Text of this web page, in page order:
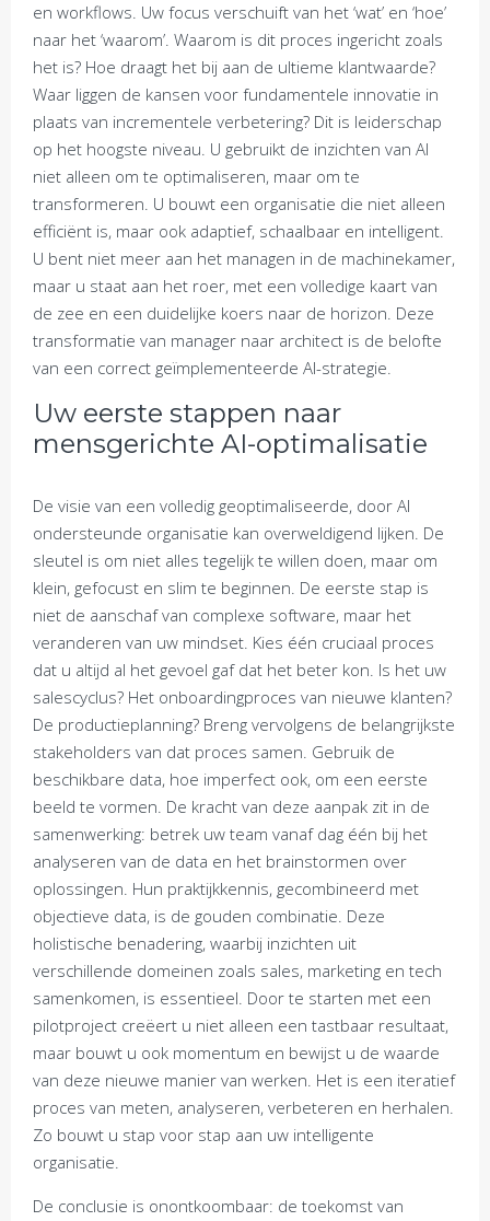
en workflows. Uw focus verschuift van het ‘wat’ en ‘hoe’
naar het ‘waarom’. Waarom is dit proces ingericht zoals
het is? Hoe draagt het bij aan de ultieme klantwaarde?
Waar liggen de kansen voor fundamentele innovatie in
plaats van incrementele verbetering? Dit is leiderschap
op het hoogste niveau. U gebruikt de inzichten van AI
niet alleen om te optimaliseren, maar om te
transformeren. U bouwt een organisatie die niet alleen
efficiënt is, maar ook adaptief, schaalbaar en intelligent.
U bent niet meer aan het managen in de machinekamer,
maar u staat aan het roer, met een volledige kaart van
de zee en een duidelijke koers naar de horizon. Deze
transformatie van manager naar architect is de belofte
van een correct geïmplementeerde AI-strategie.
Uw eerste stappen naar
mensgerichte AI-optimalisatie
De visie van een volledig geoptimaliseerde, door AI
ondersteunde organisatie kan overweldigend lijken. De
sleutel is om niet alles tegelijk te willen doen, maar om
klein, gefocust en slim te beginnen. De eerste stap is
niet de aanschaf van complexe software, maar het
veranderen van uw mindset. Kies één cruciaal proces
dat u altijd al het gevoel gaf dat het beter kon. Is het uw
salescyclus? Het onboardingproces van nieuwe klanten?
De productieplanning? Breng vervolgens de belangrijkste
stakeholders van dat proces samen. Gebruik de
beschikbare data, hoe imperfect ook, om een eerste
beeld te vormen. De kracht van deze aanpak zit in de
samenwerking: betrek uw team vanaf dag één bij het
analyseren van de data en het brainstormen over
oplossingen. Hun praktijkkennis, gecombineerd met
objectieve data, is de gouden combinatie. Deze
holistische benadering, waarbij inzichten uit
verschillende domeinen zoals sales, marketing en tech
samenkomen, is essentieel. Door te starten met een
pilotproject creëert u niet alleen een tastbaar resultaat,
maar bouwt u ook momentum en bewijst u de waarde
van deze nieuwe manier van werken. Het is een iteratief
proces van meten, analyseren, verbeteren en herhalen.
Zo bouwt u stap voor stap aan uw intelligente
organisatie.
De conclusie is onontkoombaar: de toekomst van